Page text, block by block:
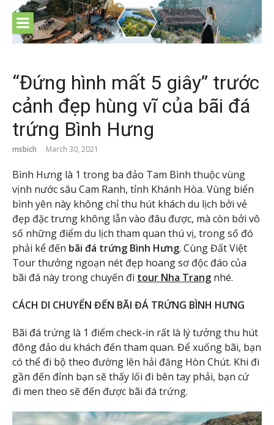
content
“Đứng hình mất 5 giây” trước
cảnh đẹp hùng vĩ của bãi đá
trứng Bình Hưng
msbich March 30, 2021
Bình Hưng là 1 trong ba đảo Tam Bình thuộc vùng
vịnh nước sâu Cam Ranh, tỉnh Khánh Hòa. Vùng biển
bình yên này không chỉ thu hút khách du lịch bởi vẻ
đẹp đặc trưng không lẫn vào đâu được, mà còn bởi vô
số những điểm du lịch tham quan thú vị, trong số đó
phải kể đến bãi đá trứng Bình Hưng. Cùng Đất Việt
Tour thưởng ngoạn nét đẹp hoang sơ độc đáo của
bãi đá này trong chuyến đi tour Nha Trang nhé.
CÁCH DI CHUYỂN ĐẾN BÃI ĐÁ TRỨNG BÌNH HƯNG
Bãi đá trứng là 1 điểm check-in rất là lý tưởng thu hút
đông đảo du khách đến tham quan. Để xuống bãi, bạn
có thể đi bộ theo đường lên hải đăng Hòn Chút. Khi đi
gần đến đỉnh bạn sẽ thấy lối đi bên tay phải, bạn cứ
đi men theo sẽ đến được bãi đá trứng.